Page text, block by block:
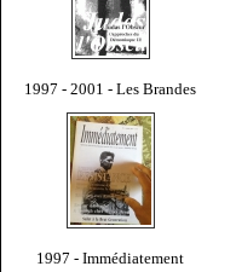
1997 - 2001 - Les Brandes
1997 - Immédiatement